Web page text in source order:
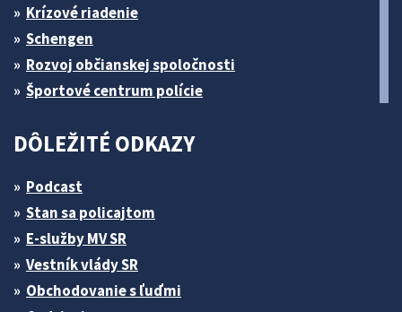
Krízové riadenie
Schengen
Rozvoj občianskej spoločnosti
Športové centrum polície
DÔLEŽITÉ ODKAZY
Podcast
Stan sa policajtom
E-služby MV SR
Vestník vlády SR
Obchodovanie s ľuďmi